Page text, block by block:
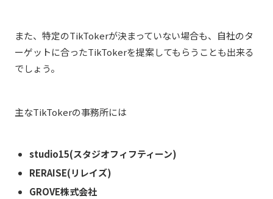
また、特定のTikTokerが決まっていない場合も、自社のタ
ーゲットに合ったTikTokerを提案してもらうことも出来る
でしょう。
主なTikTokerの事務所には
studio15(スタジオフィフティーン)
RERAISE(リレイズ)
GROVE株式会社